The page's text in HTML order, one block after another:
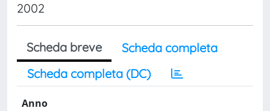
2002
Scheda breve
Scheda completa
Scheda completa (DC)
Anno